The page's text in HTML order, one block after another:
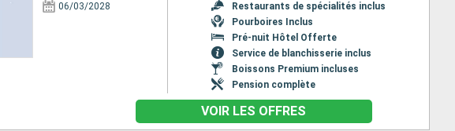
06/03/2028
Restaurants de spécialités inclus
Pourboires Inclus
Pré-nuit Hôtel Offerte
Service de blanchisserie inclus
Boissons Premium incluses
Pension complète
VOIR LES OFFRES